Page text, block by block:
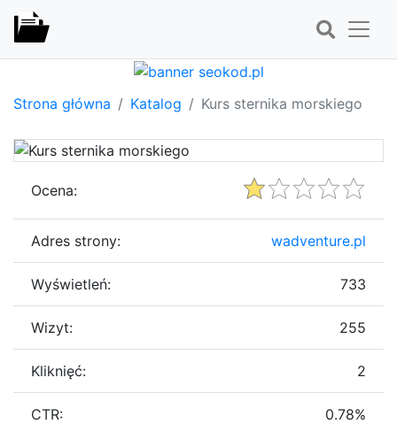
Strona główna Katalog Kurs sternika morskiego
Ocena:
Adres strony: wadventure.pl
Wyświetleń: 733
Wizyt: 255
Kliknięć: 2
CTR: 0.78%